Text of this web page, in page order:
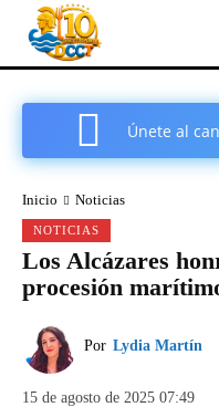
Únete al
Inicio Noticias
NOTICIAS
Los Alcázares
procesión
Por Lydia Martín
15 de agosto de 2025 07:49